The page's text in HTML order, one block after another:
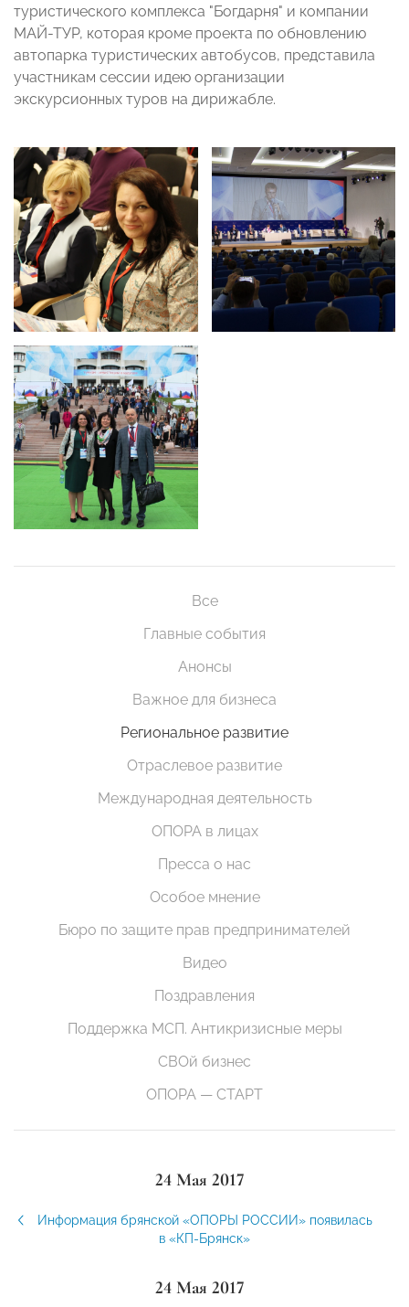
туристического комплекса "Богдарня" и компании
МАЙ-ТУР, которая кроме проекта по обновлению
автопарка туристических автобусов, представила
участникам сессии идею организации
экскурсионных туров на дирижабле.
Все
Главные события
Анонсы
Важное для бизнеса
Региональное развитие
Отраслевое развитие
Международная деятельность
ОПОРА в лицах
Пресса о нас
Особое мнение
Бюро по защите прав предпринимателей
Видео
Поздравления
Поддержка МСП. Антикризисные меры
СВОй бизнес
ОПОРА — СТАРТ
24 Мая 2017
Информация брянской «ОПОРЫ РОССИИ» появилась
в «КП-Брянск»
24 Мая 2017